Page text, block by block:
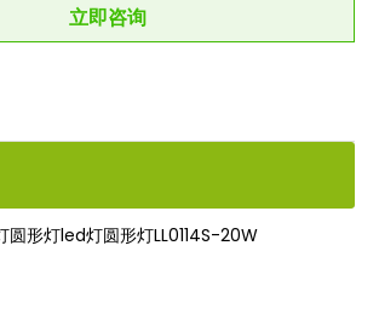
立即咨询
圆形灯led灯圆形灯LL0114S-20W